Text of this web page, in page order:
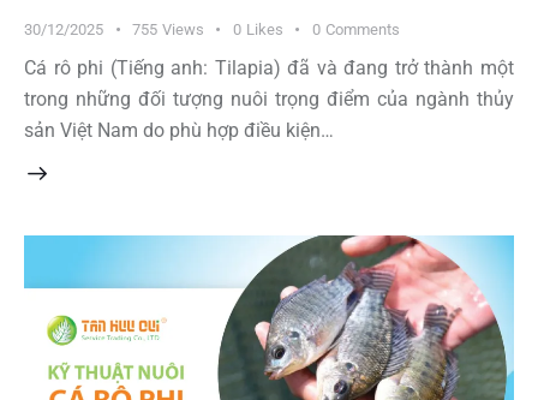
30/12/2025 755 Views 0 Likes 0 Comments
Cá rô phi (Tiếng anh: Tilapia) đã và đang trở thành một
trong những đối tượng nuôi trọng điểm của ngành thủy
sản Việt Nam do phù hợp điều kiện…